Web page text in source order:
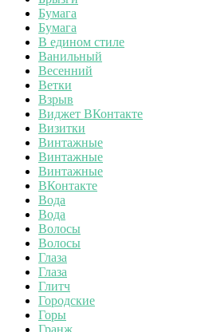
Бумага
Бумага
В едином стиле
Ванильный
Весенний
Ветки
Взрыв
Виджет ВКонтакте
Визитки
Винтажные
Винтажные
Винтажные
ВКонтакте
Вода
Вода
Волосы
Волосы
Глаза
Глаза
Глитч
Городские
Горы
Гранж